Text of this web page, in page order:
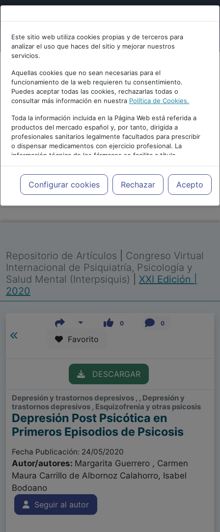
Este sitio web utiliza cookies propias y de terceros para
analizar el uso que haces del sitio y mejorar nuestros
servicios.
Aquellas cookies que no sean necesarias para el
funcionamiento de la web requieren tu consentimiento.
Puedes aceptar todas las cookies, rechazarlas todas o
consultar más información en nuestra Política de Cookies.
Toda la información incluida en la Página Web está referida a
productos del mercado español y, por tanto, dirigida a
profesionales sanitarios legalmente facultados para prescribir
o dispensar medicamentos con ejercicio profesional. La
información técnica de los fármacos se facilita a título
meramente informativo, siendo responsabilidad de los
profesionales facultados prescribir medicamentos y decidir, en
cada caso concreto, el tratamiento más adecuado a las
necesidades del paciente.
Configurar cookies Rechazar Acepto
PUBLICIDAD
Repositorio de Artículos
Congreso Virtual
Internacional de Psiquiatría, Psicología y
Salud Mental (Interpsiquis)
XXI Edición |
2020
0 0
Favorito
DESCARGAR
Depresión y trastornos depresivos , , Depresión y
trastornos depresivos , Esquizofrenia y otras psicosis
Depresión Post Psicótica en
Primeros Episodios de Psicosis
Fecha Publicación: 24/05/2020
Autor/autores: Margarita Guerrero , Carmen
Maura Carrillo de Albornoz Calahorro, Isabel
Bodoano
Seguir al autor